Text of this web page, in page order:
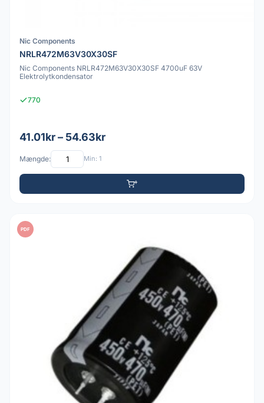
Nic Components
NRLR472M63V30X30SF
Nic Components NRLR472M63V30X30SF 4700uF 63V
Elektrolytkondensator
770
41.01kr – 54.63kr
Mængde: Min: 1
PDF